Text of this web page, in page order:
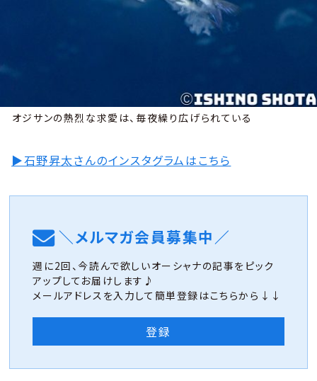
オジサンの熱烈な求愛は、毎夜繰り広げられている
▶︎石野昇太さんのインスタグラムはこちら
＼メルマガ会員募集中／
週に2回、今読んで欲しいオーシャナの記事をピック
アップしてお届けします♪
メールアドレスを入力して簡単登録はこちらから↓↓
登録